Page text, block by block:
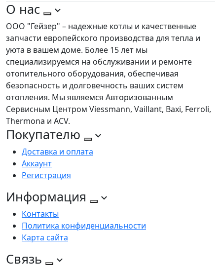
О нас
ООО "Гейзер" – надежные котлы и качественные
запчасти европейского производства для тепла и
уюта в вашем доме. Более 15 лет мы
специализируемся на обслуживании и ремонте
отопительного оборудования, обеспечивая
безопасность и долговечность ваших систем
отопления. Мы являемся Авторизованным
Сервисным Центром Viessmann, Vaillant, Baxi, Ferroli,
Thermona и ACV.
Покупателю
Доставка и оплата
Аккаунт
Регистрация
Информация
Контакты
Политика конфиденциальности
Карта сайта
Связь